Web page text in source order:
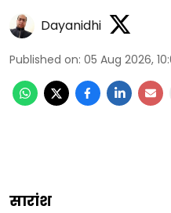
Dayanidhi
Published on: 05 Aug 2026,
सारांश